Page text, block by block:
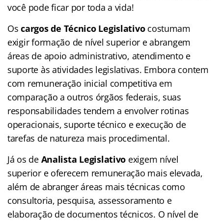
você pode ficar por toda a vida!
Oscargos de Técnico Legislativocostumam
exigir formação de nível superior e abrangem
áreas de apoio administrativo, atendimento e
suporte às atividades legislativas. Embora contem
com remuneração inicial competitiva em
comparação a outros órgãos federais, suas
responsabilidades tendem a envolver rotinas
operacionais, suporte técnico e execução de
tarefas de natureza mais procedimental.
Já os de Analista Legislativo exigem nível
superior e oferecem remuneração mais elevada,
além de abranger áreas mais técnicas como
consultoria, pesquisa, assessoramento e
elaboração de documentos técnicos. O nível de